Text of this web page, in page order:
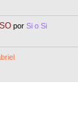
porSi o Si